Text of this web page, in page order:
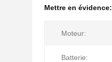
Mettre en évidence:
Moteur:
Batterie: